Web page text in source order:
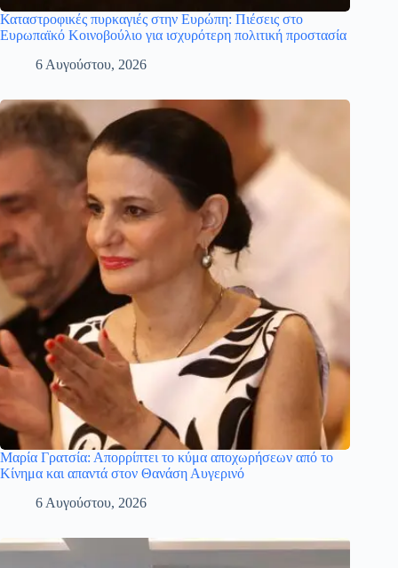
Καταστροφικές πυρκαγιές στην Ευρώπη: Πιέσεις στο
Ευρωπαϊκό Κοινοβούλιο για ισχυρότερη πολιτική προστασία
6 Αυγούστου, 2026
Μαρία Γρατσία: Απορρίπτει το κύμα αποχωρήσεων από το
Κίνημα και απαντά στον Θανάση Αυγερινό
6 Αυγούστου, 2026